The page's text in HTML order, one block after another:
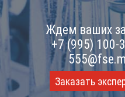
Ждем ваших
+7 (995) 100-
Заказать